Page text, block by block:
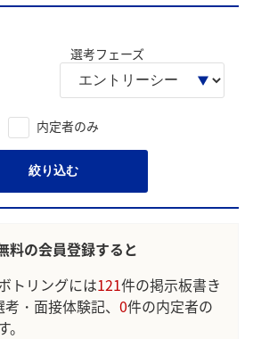
選考フェーズ
内定者のみ
絞り込む
料の会員登録すると
トリングには121件の掲示板書き
・面接体験記、 0件の内定者の